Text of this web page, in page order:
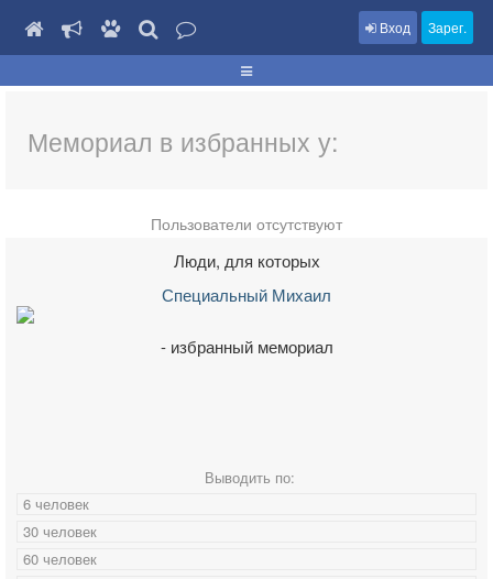
Вход Зарег.
Мемориал в избранных у:
Пользователи отсутствуют
Люди, для которых
Специальный Михаил
- избранный мемориал
Выводить по:
6 человек
30 человек
60 человек